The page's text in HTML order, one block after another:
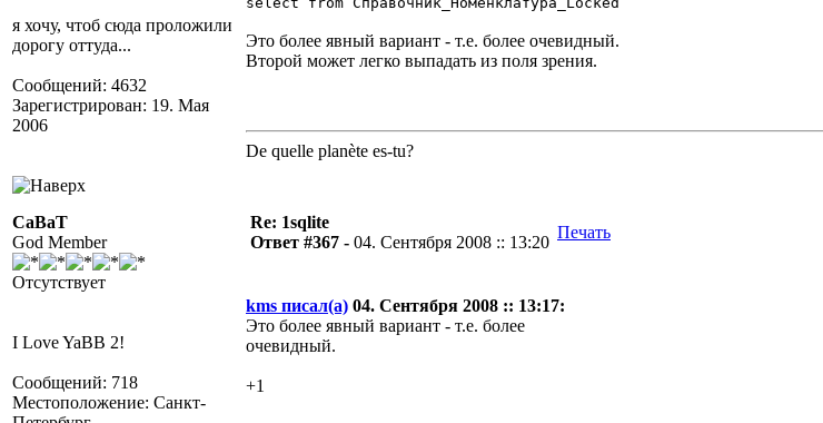
я хочу, чтоб сюда проложили
дорогу оттуда...
Сообщений: 4632
Зарегистрирован: 19. Мая
2006
Это более явный вариант - т.е. более очевидный.
Второй может легко выпадать из поля зрения.
De quelle planète es-tu?
CaBaT
God Member
Отсутствует
I Love YaBB 2!
Сообщений: 718
Местоположение: Санкт-
Re: 1sqlite
Ответ #367 - 04. Сентября 2008 :: 13:20
Печать
kms писал(а) 04. Сентября 2008 :: 13:17:
Это более явный вариант - т.е. более
очевидный.
+1